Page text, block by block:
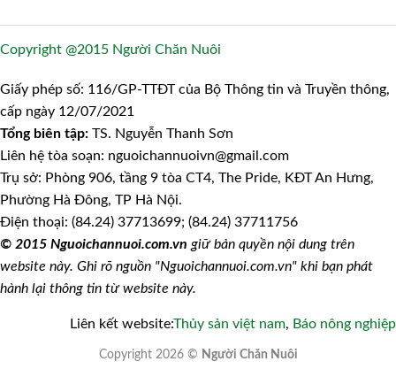
Copyright @2015 Người Chăn Nuôi
Giấy phép số: 116/GP-TTĐT của Bộ Thông tin và Truyền thông,
cấp ngày 12/07/2021
Tổng biên tập: TS. Nguyễn Thanh Sơn
Liên hệ tòa soạn: nguoichannuoivn@gmail.com
Trụ sở: Phòng 906, tầng 9 tòa CT4, The Pride, KĐT An Hưng,
Phường Hà Đông, TP Hà Nội.
Điện thoại: (84.24) 37713699; (84.24) 37711756
© 2015 Nguoichannuoi.com.vn giữ bản quyền nội dung trên
website này. Ghi rõ nguồn "Nguoichannuoi.com.vn" khi bạn phát
hành lại thông tin từ website này.
Liên kết website:Thủy sản việt nam, Báo nông nghiệp
Copyright 2026 © Người Chăn Nuôi